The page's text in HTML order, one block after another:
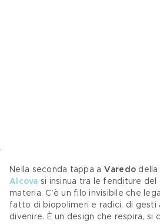
Nella seconda tappa a Varedo della
Alcova si insinua tra le fenditure
materia. C’è un filo invisibile che
fatto di biopolimeri e radici, di gesti
divenire. È un design che respira, si